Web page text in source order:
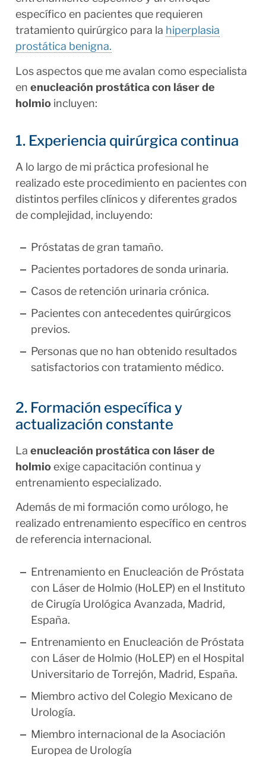
específico en pacientes que requieren
tratamiento quirúrgico para la hiperplasia
prostática benigna.
Los aspectos que me avalan como especialista
en enucleación prostática con láser de
holmio incluyen:
1. Experiencia quirúrgica continua
A lo largo de mi práctica profesional he
realizado este procedimiento en pacientes con
distintos perfiles clínicos y diferentes grados
de complejidad, incluyendo:
Próstatas de gran tamaño.
Pacientes portadores de sonda urinaria.
Casos de retención urinaria crónica.
Pacientes con antecedentes quirúrgicos
previos.
Personas que no han obtenido resultados
satisfactorios con tratamiento médico.
2. Formación específica y
actualización constante
La enucleación prostática con láser de
holmioexige capacitación continua y
entrenamiento especializado.
Además de mi formación como urólogo, he
realizado entrenamiento específico en centros
de referencia internacional.
Entrenamiento en Enucleación de Próstata
con Láser de Holmio (HoLEP) en el Instituto
de Cirugía Urológica Avanzada, Madrid,
España.
Entrenamiento en Enucleación de Próstata
con Láser de Holmio (HoLEP) en el Hospital
Universitario de Torrejón, Madrid, España.
Miembro activo del Colegio Mexicano de
Urología.
Miembro internacional de la Asociación
Europea de Urología